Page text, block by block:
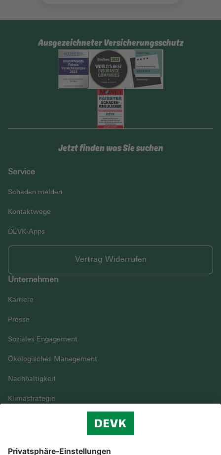
Ausgezeichneter Versicherungsschutz
Jetzt finden was Sie suchen
Service
Schaden melden
Kontaktwege
DEVK-Apps
Vertrag Widerrufen
Unternehmen
Karriere
Presse
Soziales Engagement
Ökologisches Management
Nachhaltigkeit
Klimastrategie